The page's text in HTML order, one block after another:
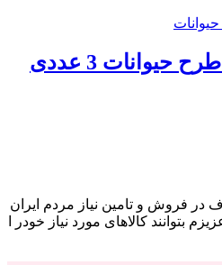
حیوانات 3 عددی
در فروش و تامین نیاز مردم ایران
بتوانند کالاهای مورد نیاز خودر ا